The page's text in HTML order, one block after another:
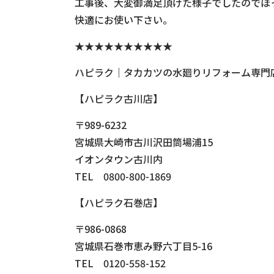
快適にお使い下さい。
★★★★★★★★★★
ハピラク｜タカカツの水廻りリフォーム専門
【ハピラク古川店】
〒989-6232
宮城県大崎市古川沢田筒場浦15
イオンタウン古川内
TEL 0800-800-1869
【ハピラク石巻店】
〒986-0868
宮城県石巻市恵み野六丁目5-16
TEL 0120-558-152